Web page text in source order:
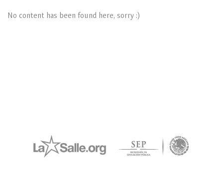
No content has been found here, sorry :)